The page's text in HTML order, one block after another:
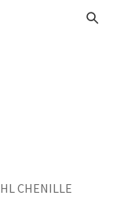
CHENILLE